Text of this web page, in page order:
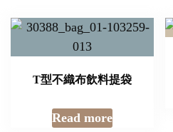
T型不織布飲料提袋
Read more